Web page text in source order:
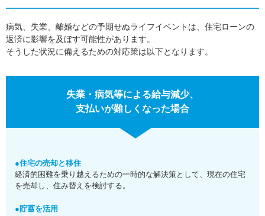
病気、失業、離婚などの予期せぬライフイベントは、住宅ローンの
返済に影響を及ぼす可能性があります。
そうした状況に備えるための対応策は以下となります。
失業・病気等による給与減少、
支払いが難しくなった場合
●住宅の売却と移住
経済的困難を乗り越えるための一時的な解決策として、現在の住宅
を売却し、住み替えを検討する。
●貯蓄を活用